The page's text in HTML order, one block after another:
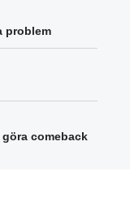
problem
comeback